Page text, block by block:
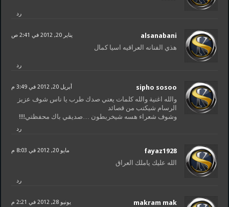
رد
alsanabani يناير 20, 2012 في 2:41 ص
هذي الفنانه العراقيه اسيا كمال
رد
sipho sosoo أبريل 20, 2012 في 3:49 م
والله اغنية والله كلمات يعني صدك طرب يا ناس شوف عزيز
الرسام شيكتب من قصائد
وشوف شعراء هسه شيخربطون …صديقي باك محفظتي!!!!
رد
fayaz1928 مايو 20, 2012 في 8:03 م
الله عليك ياملك العراق
رد
makram mak يونيو 28, 2012 في 2:21 م